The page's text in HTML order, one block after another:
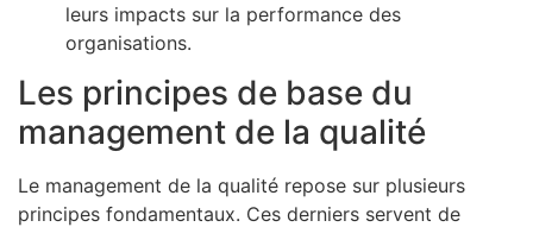
leurs impacts sur la performance des
organisations.
Les principes de base du
management de la qualité
Le management de la qualité repose sur plusieurs
principes fondamentaux. Ces derniers servent de